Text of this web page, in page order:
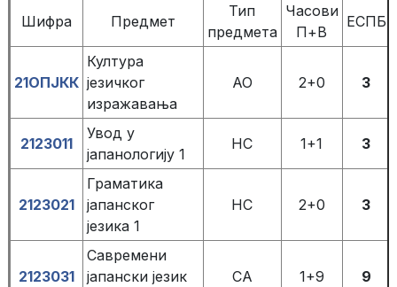
Шифра Предмет
Тип
предмета
Часови
П+В
ЕСПБ
21OПЈКК
Култура
језичког
изражавања
АО 2+0 3
2123011
Увод у
јапанологију 1
НС 1+1 3
2123021
Граматика
јапанског
језика 1
НС 2+0 3
2123031
Савремени
јапански језик
СА 1+9 9